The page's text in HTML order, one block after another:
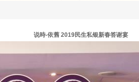
说時-依舊 2019民生私银新春答谢宴